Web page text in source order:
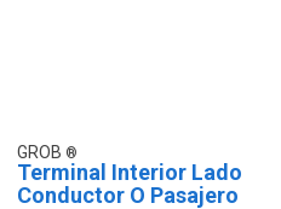
GROB
Terminal Interior Lado
Conductor O Pasajero